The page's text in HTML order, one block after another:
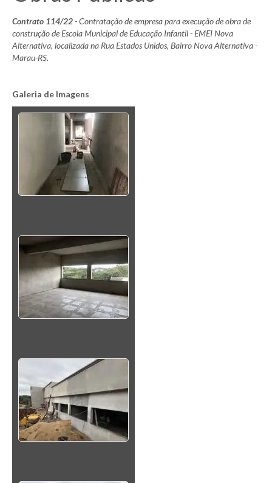
Contrato 114/22- Contratação de empresa para execução de obra de
construção de Escola Municipal de Educação Infantil - EMEI Nova
Alternativa, localizada na Rua Estados Unidos, Bairro Nova Alternativa -
Marau-RS.
Galeria de Imagens